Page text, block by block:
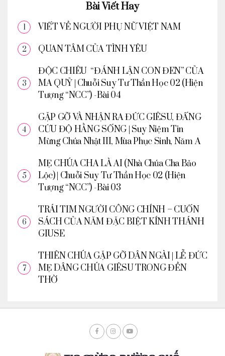
Bài Viết Hay
VIẾT VỀ NGƯỜI PHỤ NỮ VIỆT NAM
QUAN TÂM CỦA TÌNH YÊU
ĐỘC CHIÊU “ĐÁNH LẬN CON ĐEN” CỦA
MA QUỶ | Chuỗi Suy Tư Thần Học 02 (Hiện
Tượng “NCC”) -Bài 04
GẶP GỠ VÀ NHẬN RA ĐỨC GIÊSU, ĐẤNG
CỨU ĐỘ HẰNG SỐNG | Suy Niệm Tin
Mừng Chúa Nhật III, Mùa Phục Sinh, Năm A
MẸ CHÚA CHA LÀ AI (Nhà Chúa Cha Bảo
Lộc) | Chuỗi Suy Tư Thần Học 02 (Hiện
Tượng “NCC”) -Bài 03
TRÁI TIM NGƯỜI CÔNG CHÍNH – CUỐN
SÁCH CỦA NĂM ĐẶC BIỆT KÍNH THÁNH
GIUSE
THIÊN CHÚA GẶP GỠ DÂN NGÀI | LỄ ĐỨC
MẸ DÂNG CHÚA GIÊSU TRONG ĐỀN
THỜ